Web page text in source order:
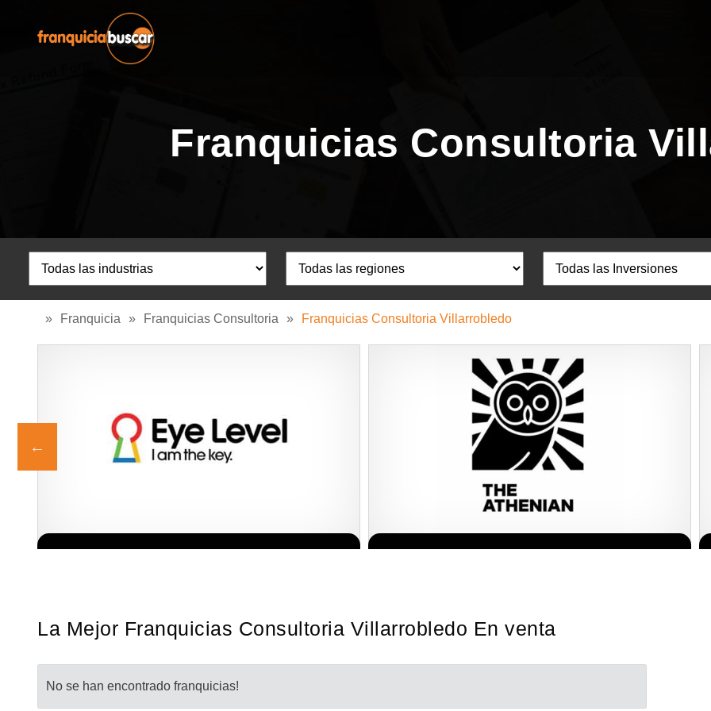
Franquicias Consultoria
» Franquicia » Franquicias Consultoria » Franquicias Consultoria Villarrobledo
La Mejor Franquicias Consultoria Villarrobledo En venta
No se han encontrado franquicias!